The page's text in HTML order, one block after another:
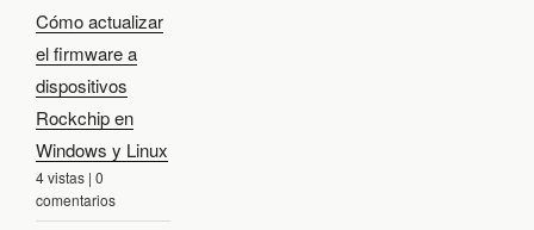
Cómo actualizar
el firmware a
dispositivos
Rockchip en
Windows y Linux
4 vistas | 0
comentarios